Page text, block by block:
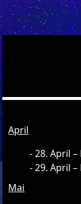
April
28. April
29. April
Mai